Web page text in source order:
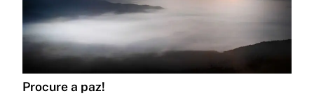
Procure a paz!